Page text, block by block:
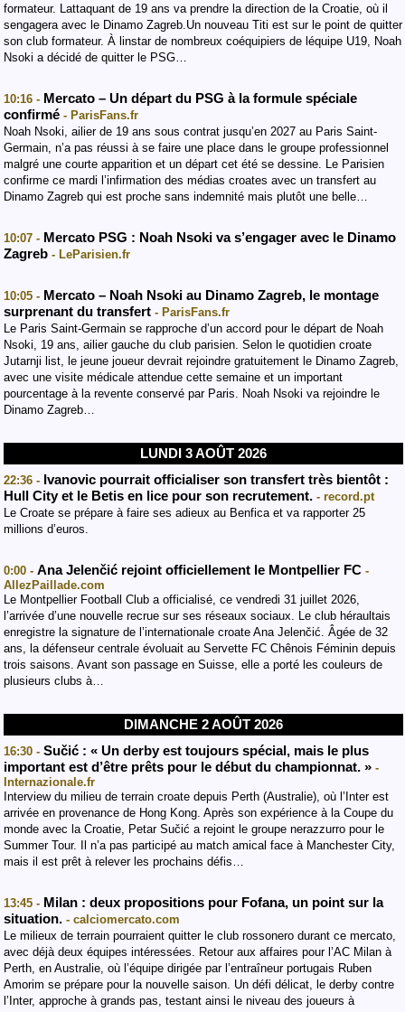
formateur. Lattaquant de 19 ans va prendre la direction de la Croatie, où il
sengagera avec le Dinamo Zagreb.Un nouveau Titi est sur le point de quitter
son club formateur. À linstar de nombreux coéquipiers de léquipe U19, Noah
Nsoki a décidé de quitter le PSG…
10:16 - Mercato – Un départ du PSG à la formule spéciale
confirmé - ParisFans.fr
Noah Nsoki, ailier de 19 ans sous contrat jusqu’en 2027 au Paris Saint-
Germain, n’a pas réussi à se faire une place dans le groupe professionnel
malgré une courte apparition et un départ cet été se dessine. Le Parisien
confirme ce mardi l’infirmation des médias croates avec un transfert au
Dinamo Zagreb qui est proche sans indemnité mais plutôt une belle…
10:07 - Mercato PSG : Noah Nsoki va s’engager avec le Dinamo
Zagreb - LeParisien.fr
10:05 - Mercato – Noah Nsoki au Dinamo Zagreb, le montage
surprenant du transfert - ParisFans.fr
Le Paris Saint-Germain se rapproche d’un accord pour le départ de Noah
Nsoki, 19 ans, ailier gauche du club parisien. Selon le quotidien croate
Jutarnji list, le jeune joueur devrait rejoindre gratuitement le Dinamo Zagreb,
avec une visite médicale attendue cette semaine et un important
pourcentage à la revente conservé par Paris. Noah Nsoki va rejoindre le
Dinamo Zagreb…
LUNDI 3 AOÛT 2026
22:36 - Ivanovic pourrait officialiser son transfert très bientôt :
Hull City et le Betis en lice pour son recrutement. - record.pt
Le Croate se prépare à faire ses adieux au Benfica et va rapporter 25
millions d’euros.
0:00 - Ana Jelenčić rejoint officiellement le Montpellier FC -
AllezPaillade.com
Le Montpellier Football Club a officialisé, ce vendredi 31 juillet 2026,
l’arrivée d’une nouvelle recrue sur ses réseaux sociaux. Le club héraultais
enregistre la signature de l’internationale croate Ana Jelenčić. Âgée de 32
ans, la défenseur centrale évoluait au Servette FC Chênois Féminin depuis
trois saisons. Avant son passage en Suisse, elle a porté les couleurs de
plusieurs clubs à…
DIMANCHE 2 AOÛT 2026
16:30 - Sučić : « Un derby est toujours spécial, mais le plus
important est d’être prêts pour le début du championnat. » -
Internazionale.fr
Interview du milieu de terrain croate depuis Perth (Australie), où l’Inter est
arrivée en provenance de Hong Kong. Après son expérience à la Coupe du
monde avec la Croatie, Petar Sučić a rejoint le groupe nerazzurro pour le
Summer Tour. Il n’a pas participé au match amical face à Manchester City,
mais il est prêt à relever les prochains défis…
13:45 - Milan : deux propositions pour Fofana, un point sur la
situation. - calciomercato.com
Le milieux de terrain pourraient quitter le club rossonero durant ce mercato,
avec déjà deux équipes intéressées. Retour aux affaires pour l’AC Milan à
Perth, en Australie, où l’équipe dirigée par l’entraîneur portugais Ruben
Amorim se prépare pour la nouvelle saison. Un défi délicat, le derby contre
l’Inter, approche à grands pas, testant ainsi le niveau des joueurs à